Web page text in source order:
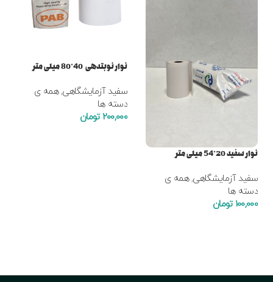
نوار سفید 20*54 میلی متر
سفید آزمایشگاهی,همه ی
دسته ها
100,000 تومان
نوار نوبتدهی 40*80 میلی متر
سفید آزمایشگاهی,همه ی
دسته ها
200,000 تومان